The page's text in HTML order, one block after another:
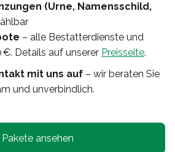
(Urne, Namensschild,
– alle Bestatterdienste und
Details auf unserer Preisseite.
mit uns auf – wir beraten Sie
und unverbindlich.
Pakete ansehen